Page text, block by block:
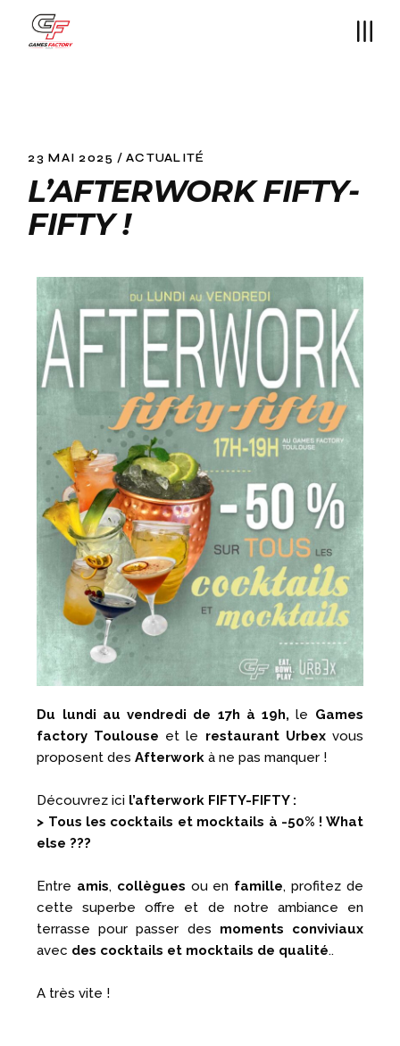
23 MAI 2025 ACTUALITÉ
L’AFTERWORK FIFTY-
FIFTY !
Du lundi au vendredi de 17h à 19h,le Games
factory Toulouse et le restaurant Urbex vous
proposent des Afterworkà ne pas manquer !
Découvrez ici l’afterwork FIFTY-FIFTY :
> Tous les cocktails et mocktails à -50% ! What
else ???
Entre amis, collègues ou en famille, profitez de
cette superbe offre et de notre ambiance en
terrasse pour passer des moments conviviaux
avec des cocktails et mocktails de qualité..
A très vite !